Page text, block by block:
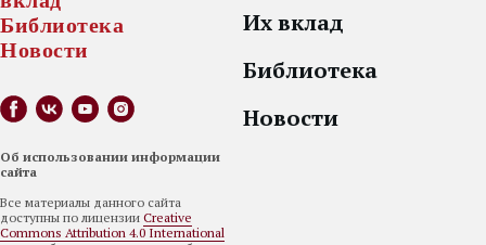
Об использовании информации
сайта
Все материалы данного сайта
доступны по лицензии Creative
Commons Attribution 4.0 International
Их вклад
Библиотека
Новости